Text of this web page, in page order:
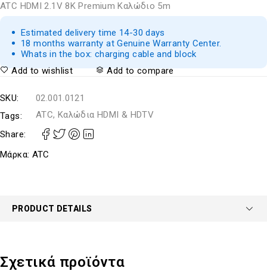
ATC HDMI 2.1V 8K Premium Καλώδιο 5m
Estimated delivery time 14-30 days
18 months warranty at Genuine Warranty Center.
Whats in the box: charging cable and block
Add to wishlist
Add to compare
SKU:
02.001.0121
Tags:
ATC, Καλώδια HDMI & HDTV
Share:
Μάρκα: ATC
PRODUCT DETAILS
Σχετικά προϊόντα